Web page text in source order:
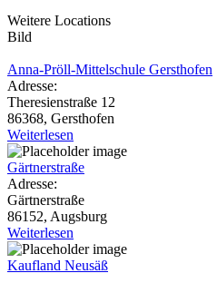
Weitere Locations
Bild
Anna-Pröll-Mittelschule Gersthofen
Adresse:
Theresienstraße 12
86368, Gersthofen
Weiterlesen
Gärtnerstraße
Adresse:
Gärtnerstraße
86152, Augsburg
Weiterlesen
Kaufland Neusäß